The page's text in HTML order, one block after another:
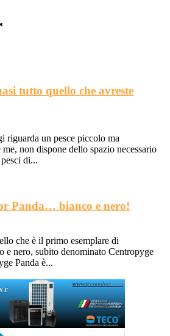
tutto quello che avreste
riguarda un pesce piccolo ma
non dispone dello spazio necessario
di...
Panda… bianco e nero!
che è il primo esemplare di
e nero, subito denominato Centropyge
Panda è...